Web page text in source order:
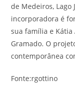
de Medeiros, Lago
incorporadora é
sua família e
Gramado. O
contemporânea
Fonte:rgottino